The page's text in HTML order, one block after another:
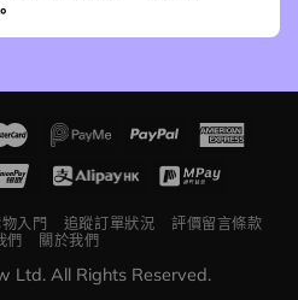
入門 追蹤訂單狀況
評價留言條款
們
關於我們
Ltd. All Rights Reserved.